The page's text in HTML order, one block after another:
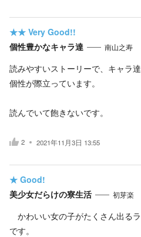
★★ Very Good!!
個性豊かなキャラ達
南山之寿
読みやすいストーリーで、キャラ
個性が際立っています。
読んでいて飽きないです。
2 2021年11月3日 13:55
★ Good!
美少女だらけの寮生活
初芽楽
かわいい女の子がたくさん出る
です。